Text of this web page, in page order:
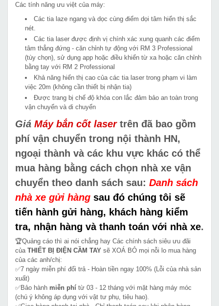
Các tính năng ưu việt của máy:
Các tia laze ngang và dọc cùng điểm dọi tâm hiển thị sắc
nét.
Các tia laser được định vị chính xác xung quanh các điểm
tâm thẳng đứng - căn chỉnh tự động với RM 3 Professional
(tùy chọn), sử dụng app hoặc điều khiển từ xa hoặc căn chỉnh
bằng tay với RM 2 Professional
Khả năng hiển thị cao của các tia laser trong phạm vi làm
việc 20m (không cần thiết bị nhận tia)
Được trang bị chế độ khóa con lắc đảm bảo an toàn trong
vận chuyển và di chuyển
Giá Máy bắn cốt lasertrên đã bao gồm
phí vận chuyển trong nội thành HN,
ngoại thành và các khu vực khác có thể
mua hàng bằng cách chọn nhà xe vận
chuyển theo danh sách sau: Danh sách
nhà xe gửi hàng sau đó chúng tôi sẽ
tiến hành gửi hàng, khách hàng kiểm
tra, nhận hàng và thanh toán với nhà xe.
🏆Quảng cáo thì ai nói chẳng hay Các chính sách siêu ưu đãi
của THIẾT BỊ ĐIỆN CẦM TAY sẽ XOÁ BỎ mọi nỗi lo mua hàng
của các anh/chị:
✅7 ngày miễn phí đổi trả - Hoàn tiền ngay 100% (Lỗi của nhà sản
xuất)
✅Bảo hành miễn phí từ 03 - 12 tháng với mặt hàng máy móc
(chú ý không áp dụng với vật tư phụ, tiêu hao).